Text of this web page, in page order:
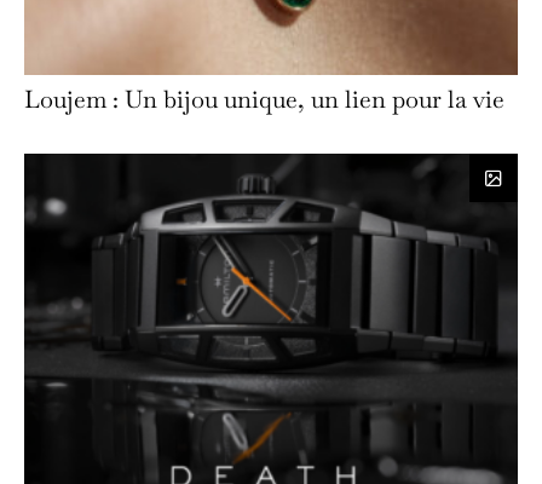
Loujem : Un bijou unique, un lien pour la vie